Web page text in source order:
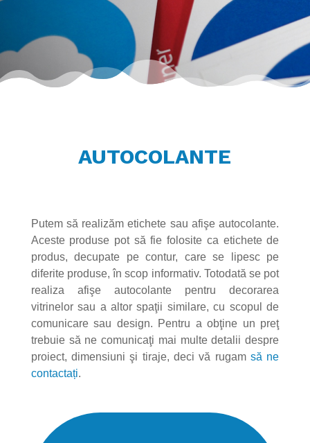
AUTOCOLANTE
Putem să realizăm etichete sau afişe autocolante.
Aceste produse pot să fie folosite ca etichete de
produs, decupate pe contur, care se lipesc pe
diferite produse, în scop informativ. Totodată se pot
realiza afişe autocolante pentru decorarea
vitrinelor sau a altor spaţii similare, cu scopul de
comunicare sau design. Pentru a obţine un preţ
trebuie să ne comunicaţi mai multe detalii despre
proiect, dimensiuni şi tiraje, deci vă rugam să ne
contactați.